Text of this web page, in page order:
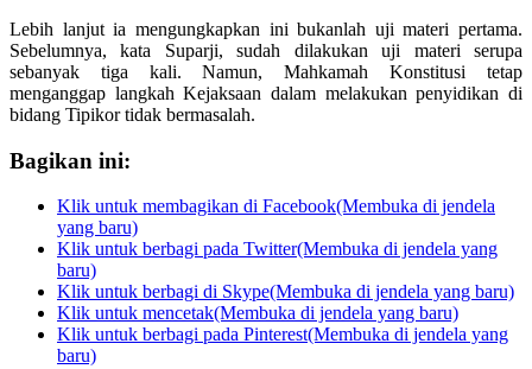
Lebih lanjut ia mengungkapkan ini bukanlah uji materi pertama.
Sebelumnya, kata Suparji, sudah dilakukan uji materi serupa
sebanyak tiga kali. Namun, Mahkamah Konstitusi tetap
menganggap langkah Kejaksaan dalam melakukan penyidikan di
bidang Tipikor tidak bermasalah.
Bagikan ini:
Klik untuk membagikan di Facebook(Membuka di jendela
yang baru)
Klik untuk berbagi pada Twitter(Membuka di jendela yang
baru)
Klik untuk berbagi di Skype(Membuka di jendela yang baru)
Klik untuk mencetak(Membuka di jendela yang baru)
Klik untuk berbagi pada Pinterest(Membuka di jendela yang
baru)